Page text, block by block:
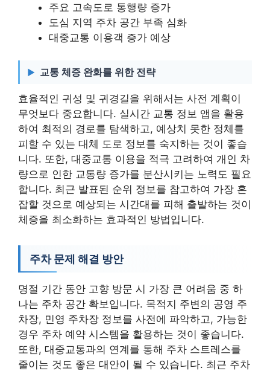
주요 고속도로 통행량 증가
도심 지역 주차 공간 부족 심화
대중교통 이용객 증가 예상
교통 체증 완화를 위한 전략
효율적인 귀성 및 귀경길을 위해서는 사전 계획이
무엇보다 중요합니다. 실시간 교통 정보 앱을 활용
하여 최적의 경로를 탐색하고, 예상치 못한 정체를
피할 수 있는 대체 도로 정보를 숙지하는 것이 좋습
니다. 또한, 대중교통 이용을 적극 고려하여 개인 차
량으로 인한 교통량 증가를 분산시키는 노력도 필요
합니다. 최근 발표된 순위 정보를 참고하여 가장 혼
잡할 것으로 예상되는 시간대를 피해 출발하는 것이
체증을 최소화하는 효과적인 방법입니다.
주차 문제 해결 방안
명절 기간 동안 고향 방문 시 가장 큰 어려움 중 하
나는 주차 공간 확보입니다. 목적지 주변의 공영 주
차장, 민영 주차장 정보를 사전에 파악하고, 가능한
경우 주차 예약 시스템을 활용하는 것이 좋습니다.
또한, 대중교통과의 연계를 통해 주차 스트레스를
줄이는 것도 좋은 대안이 될 수 있습니다. 최근 주차